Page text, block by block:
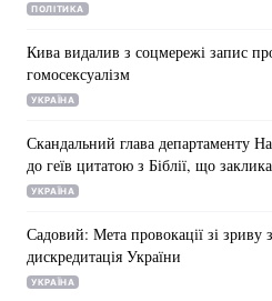
ПОЛІТИКА
Кива видалив з соцмережі запис
гомосексуалізм
УКРАЇНА
Скандальний глава департаменту
до геїв цитатою з Біблії, що
УКРАЇНА
Садовий: Мета провокації зі зриву
дискредитація України
УКРАЇНА